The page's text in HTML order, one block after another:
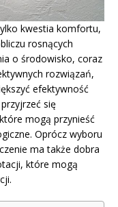
kwestia komfortu,
rosnących
o środowisko, coraz
rozwiązań,
efektywność
się
mogą przynieść
Oprócz wyboru
ma także dobra
które mogą